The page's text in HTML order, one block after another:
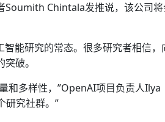
Soumith Chintala发推说，该公司将
能研究的常态。很多研究者相信，
破。
和多样性，”OpenAI项目负责人Ilya
研究社群。”